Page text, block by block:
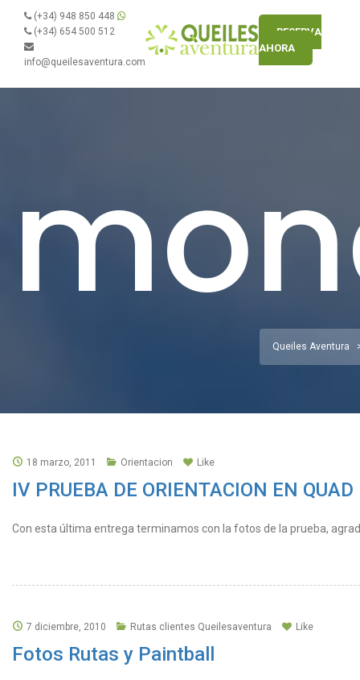
(+34) 948 850 448
(+34) 654 500 512
info@queilesaventura.com
RESERVA
AHORA
Queiles Aventura
18 marzo, 2011 Orientacion Like
IV PRUEBA DE ORIENTACION EN
Con esta última entrega terminamos con la fotos de la prueba,
7 diciembre, 2010 Rutas clientes Queilesaventura Like
Fotos Rutas y Paintball